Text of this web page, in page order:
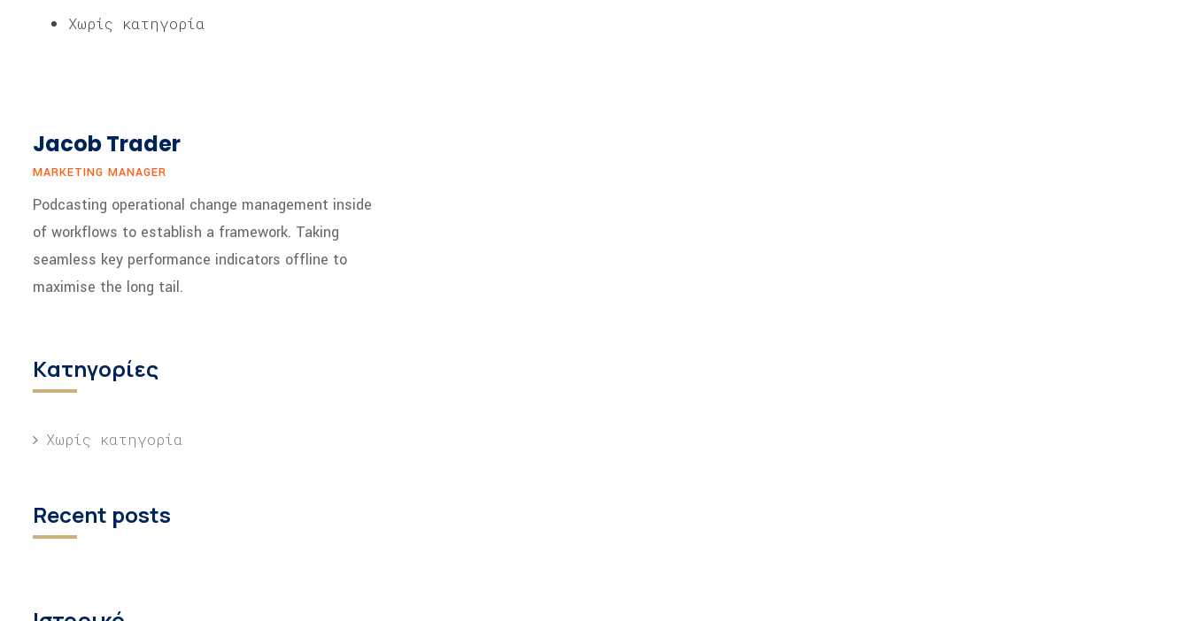
Χωρίς κατηγορία
Jacob Trader
MARKETING MANAGER
Podcasting operational change management inside
of workflows to establish a framework. Taking
seamless key performance indicators offline to
maximise the long tail.
Kατηγορίες
Χωρίς κατηγορία
Recent posts